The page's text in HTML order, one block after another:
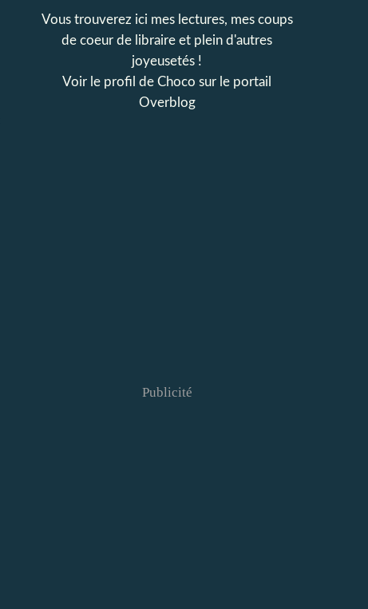
Vous trouverez ici mes lectures, mes coups
de coeur de libraire et plein d'autres
joyeusetés !
Voir le profil de Choco sur le portail
Overblog
Publicité